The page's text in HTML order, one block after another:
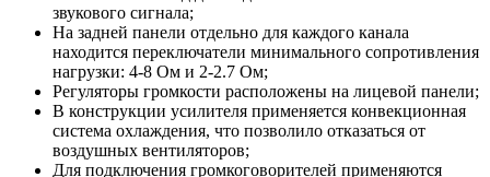
звукового сигнала;
На задней панели отдельно для каждого канала
находится переключатели минимального сопротивления
нагрузки: 4-8 Ом и 2-2.7 Ом;
Регуляторы громкости расположены на лицевой панели;
В конструкции усилителя применяется конвекционная
система охлаждения, что позволило отказаться от
воздушных вентиляторов;
Для подключения громкоговорителей применяются